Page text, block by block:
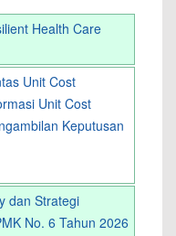
Health Care
Unit Cost
Unit Cost
Keputusan
dan Strategi
No. 6 Tahun 2026